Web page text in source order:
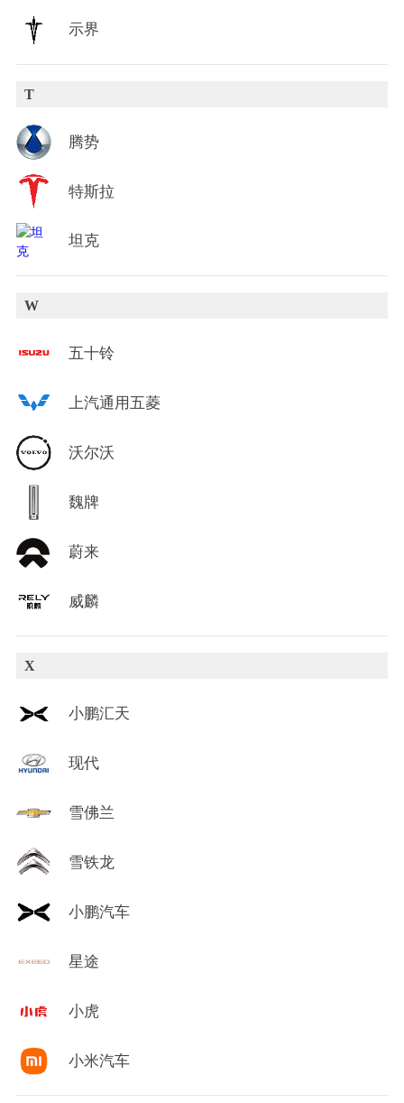
示界
T
腾势
特斯拉
坦克
W
五十铃
上汽通用五菱
沃尔沃
魏牌
蔚来
威麟
X
小鹏汇天
现代
雪佛兰
雪铁龙
小鹏汽车
星途
小虎
小米汽车